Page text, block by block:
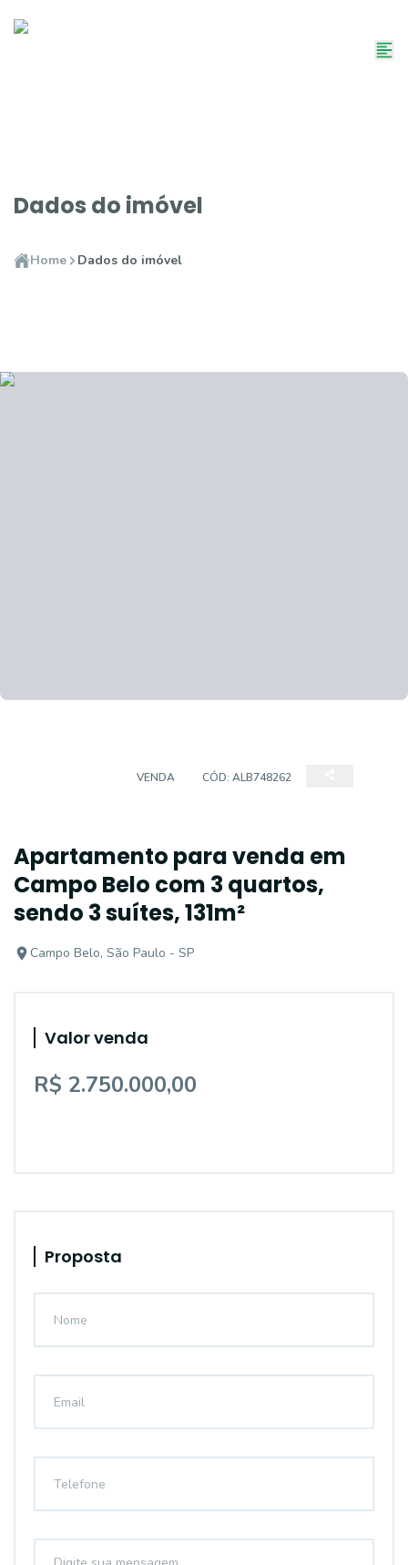
Dados do imóvel
Home Dados do imóvel
VENDA CÓD: ALB748262
Apartamento para venda em
Campo Belo com 3 quartos,
sendo 3 suítes, 131m²
Campo Belo, São Paulo - SP
Valor venda
R$ 2.750.000,00
Proposta